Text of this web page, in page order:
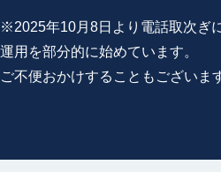
※2025年10月8日より電話取次ぎ
運用を部分的に始めています。
ご不便おかけすることもございま